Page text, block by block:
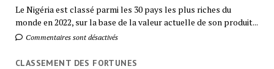
Le Nigéria est classé parmi les 30 pays les plus riches du
monde en 2022, sur la base de la valeur actuelle de son produit...
Commentaires sont désactivés
CLASSEMENT DES FORTUNES